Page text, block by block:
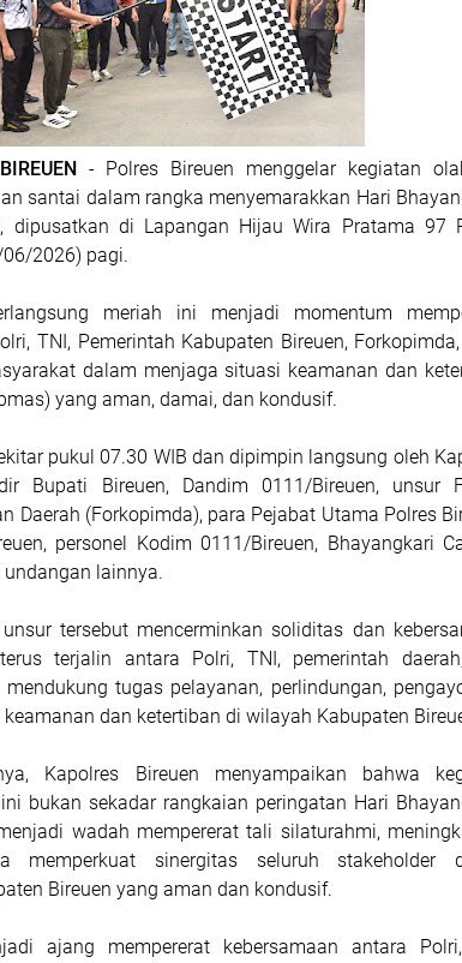
- Polres Bireuen menggelar kegiatan
santai dalam rangka menyemarakkan Hari
dipusatkan di Lapangan Hijau Wira Pratama 97
2026) pagi.
meriah ini menjadi momentum
TNI, Pemerintah Kabupaten Bireuen,
dalam menjaga situasi keamanan dan
yang aman, damai, dan kondusif.
pukul 07.30 WIB dan dipimpin langsung oleh
Bupati Bireuen, Dandim 0111/Bireuen, unsur
Daerah (Forkopimda), para Pejabat Utama Polres
personel Kodim 0111/Bireuen, Bhayangkari
undangan lainnya.
tersebut mencerminkan soliditas dan
terjalin antara Polri, TNI, pemerintah
tugas pelayanan, perlindungan,
dan ketertiban di wilayah Kabupaten
Kapolres Bireuen menyampaikan bahwa
bukan sekadar rangkaian peringatan Hari
wadah mempererat tali silaturahmi,
memperkuat sinergitas seluruh stakeholder
Bireuen yang aman dan kondusif.
ajang mempererat kebersamaan antara